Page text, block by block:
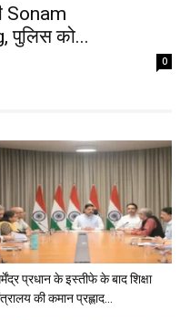
Sonam
पुलिस को...
0
प्रधान के इस्तीफे के बाद शिक्षा
की कमान प्रह्लाद...